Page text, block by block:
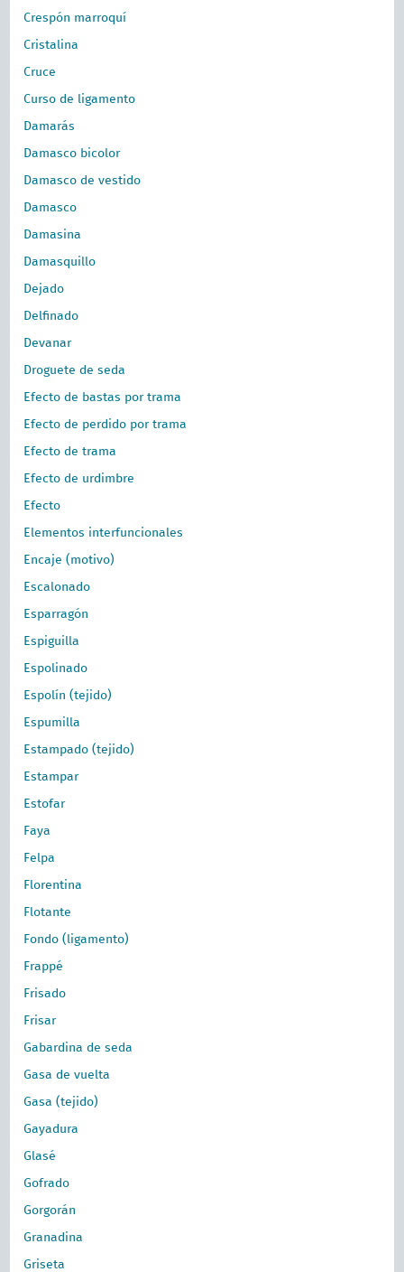
Crespón marroquí
Cristalina
Cruce
Curso de ligamento
Damarás
Damasco bicolor
Damasco de vestido
Damasco
Damasina
Damasquillo
Dejado
Delfinado
Devanar
Droguete de seda
Efecto de bastas por trama
Efecto de perdido por trama
Efecto de trama
Efecto de urdimbre
Efecto
Elementos interfuncionales
Encaje (motivo)
Escalonado
Esparragón
Espiguilla
Espolinado
Espolín (tejido)
Espumilla
Estampado (tejido)
Estampar
Estofar
Faya
Felpa
Florentina
Flotante
Fondo (ligamento)
Frappé
Frisado
Frisar
Gabardina de seda
Gasa de vuelta
Gasa (tejido)
Gayadura
Glasé
Gofrado
Gorgorán
Granadina
Griseta